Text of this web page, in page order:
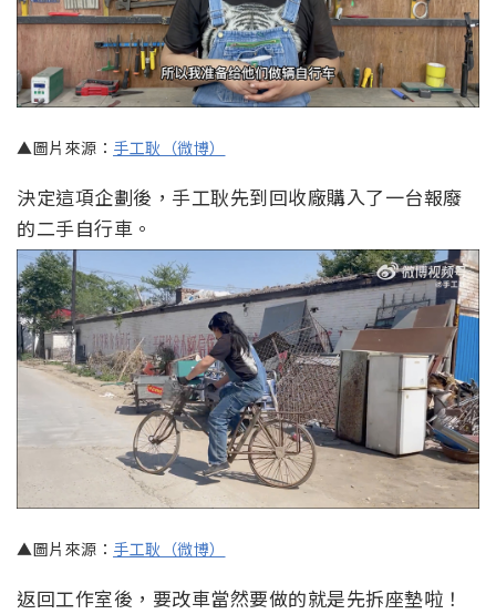
▲圖片來源： 手工耿（微博）
決定這項企劃後，手工耿先到回收廠購入了一台報廢
的二手自行車。
▲圖片來源： 手工耿（微博）
返回工作室後，要改車當然要做的就是先拆座墊啦！